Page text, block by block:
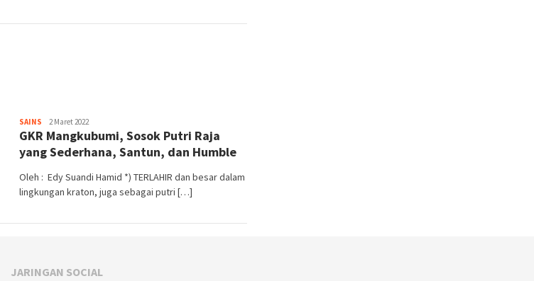
SAINS Heri
Purwata
2 Maret 2022
GKR Mangkubumi​, Sosok Putri Raja
yang Sederhana, Santun, dan Humble
Oleh : Edy Suandi Hamid *) TERLAHIR dan besar dalam
lingkungan kraton, juga sebagai putri […]
JARINGAN SOCIAL